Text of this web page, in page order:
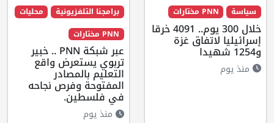
سياسة PNN مختارات
خلال 300 يوم.. 4091 خرقا
إسرائيليا لاتفاق غزة
و1254 شهيدا
منذ يوم
برامجنا التلفزيونية
محليات
PNN مختارات
عبر شبكة PNN .. خبير
تربوي يستعرض واقع
التعليم بالمصادر
المفتوحة وفرص نجاحه
في فلسطين.
منذ يوم